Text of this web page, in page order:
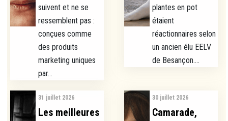
suivent et ne se
ressemblent pas :
conçues comme
des produits
marketing uniques
par...
plantes en pot
étaient
réactionnaires selon
un ancien élu EELV
de Besançon....
31 juillet 2026
Les meilleures
30 juillet 2026
Camarade,